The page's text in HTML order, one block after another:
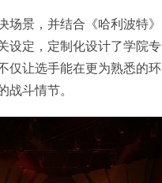
景，并结合《哈利波特》
设定，定制化设计了学院专
仅让选手能在更为熟悉的环
斗情节。